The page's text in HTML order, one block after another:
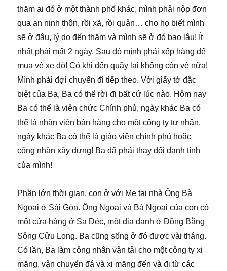
thăm ai đó ở một thành phố khác, mình phải nộp đơn
qua an ninh thôn, rồi xã, rồi quận… cho họ biết mình
sẽ ở đâu, lý do đến thăm và mình sẽ ở đó bao lâu! Ít
nhất phải mất 2 ngày. Sau đó mình phải xếp hàng để
mua vé xe đò! Có khi đến quầy lại không còn vé nữa!
Mình phải đợi chuyến đi tiếp theo. Với giấy tờ đặc
biệt của Ba, Ba có thể rời đi bất cứ lúc nào. Hôm nay
Ba có thể là viên chức Chính phủ, ngày khác Ba có
thể là nhân viên bán hàng cho một công ty tư nhân,
ngày khác Ba có thể là giáo viên chính phủ hoặc
công nhân xây dựng! Ba đã phải thay đổi danh tính
của mình!
Phần lớn thời gian, con ở với Mẹ tại nhà Ông Bà
Ngoại ở Sài Gòn. Ông Ngoại và Bà Ngoại của con có
một cửa hàng ở Sa Đéc, một địa danh ở Đồng Bằng
Sông Cửu Long. Ba cũng sống ở đó được vài tháng.
Có lần, Ba làm công nhân vận tải cho một công ty xi
măng, vận chuyển đá và xi măng đến và đi từ các